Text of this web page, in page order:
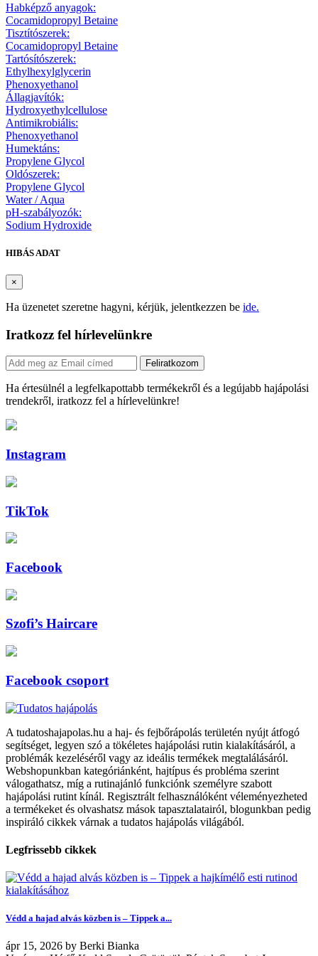
Habképző anyagok:
Cocamidopropyl Betaine
Tisztítószerek:
Cocamidopropyl Betaine
Tartósítószerek:
Ethylhexylglycerin
Phenoxyethanol
Állagjavítók:
Hydroxyethylcellulose
Antimikrobiális:
Phenoxyethanol
Humektáns:
Propylene Glycol
Oldószerek:
Propylene Glycol
Water / Aqua
pH-szabályozók:
Sodium Hydroxide
HIBÁS ADAT
×
Ha üzenetet szeretne hagyni, kérjük, jelentkezzen be ide.
Iratkozz fel hírlevelünkre
Feliratkozom
Ha értesülnél a legfelkapottabb termékekről és a legújabb hajápolási
trendekről, iratkozz fel a hírlevelünkre!
Instagram
TikTok
Facebook
Szofi’s Haircare
Facebook csoport
A tudatoshajapolas.hu a haj- és fejbőrápolás területén nyújt átfogó
segítséget, legyen szó a tökéletes hajápolási rutin kialakításáról, a
problémák kezeléséről vagy az ideális termékek megtalálásáról.
Webshopunkban kategóriánként, hajtípus és probléma szerint
válogathatsz, míg a rutinajánló funkciónk személyre szabott
hajápolási rutint kínál. Regisztrált felhasználóként véleményezheted
a termékeket és olvashatsz mások tapasztalatairól, blogunkban pedig
inspiráló cikkek várnak a tudatos hajápolás világából.
Legfrissebb cikkek
Védd a hajad alvás közben is – Tippek a...
ápr 15, 2026 by Berki Bianka